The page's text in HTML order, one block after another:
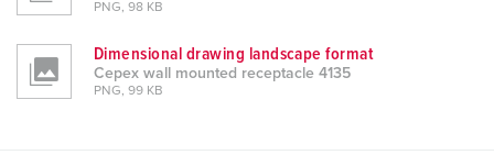
PNG, 98 KB
Dimensional drawing landscape format
Cepex wall mounted receptacle 4135
PNG, 99 KB